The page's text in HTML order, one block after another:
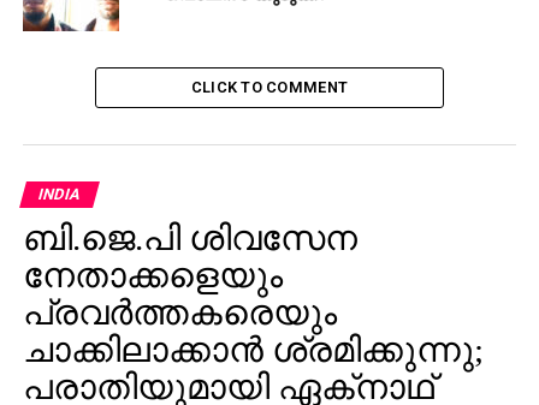
CLICK TO COMMENT
INDIA
ബി.ജെ.പി ശിവസേന
നേതാക്കളെയും
പ്രവര്‍ത്തകരെയും
ചാക്കിലാക്കാന്‍ ശ്രമിക്കുന്നു;
പരാതിയുമായി ഏക്‌നാഥ്